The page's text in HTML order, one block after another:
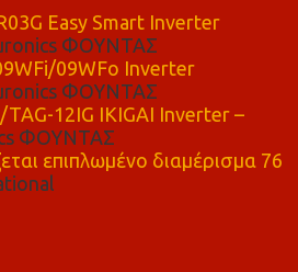
Easy Smart Inverter
ΦΟΥΝΤΑΣ
09WFo Inverter
ΦΟΥΝΤΑΣ
12IG IKIGAI Inverter –
ΦΟΥΝΤΑΣ
επιπλωμένο διαμέρισμα 76